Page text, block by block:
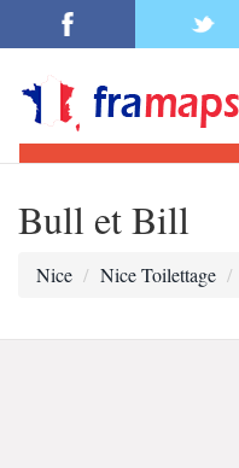
Bull et Bill
Nice Nice Toilettage